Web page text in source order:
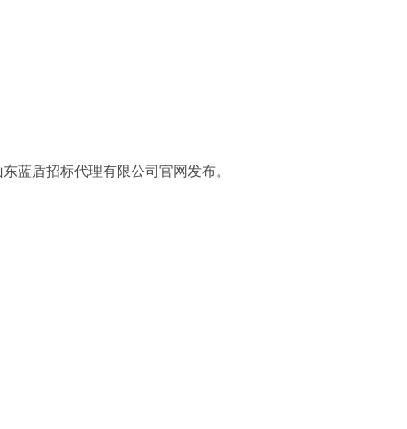
蓝盾招标代理有限公司官网发布。